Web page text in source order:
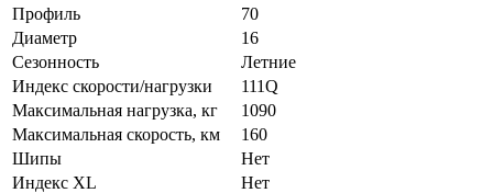
Профиль
70
Диаметр
16
Сезонность
Летние
Индекс скорости/нагрузки
111Q
Максимальная нагрузка, кг
1090
Максимальная скорость, км
160
Шипы
Нет
Индекс XL
Нет